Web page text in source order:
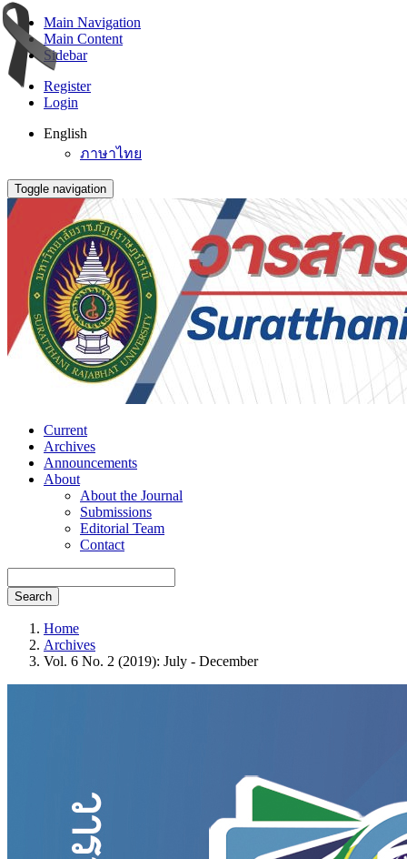
Main Navigation
Main Content
Sidebar
Register
Login
English
ภาษาไทย
Toggle navigation
Current
Archives
Announcements
About
About the Journal
Submissions
Editorial Team
Contact
Search
Home
Archives
Vol. 6 No. 2 (2019): July - December